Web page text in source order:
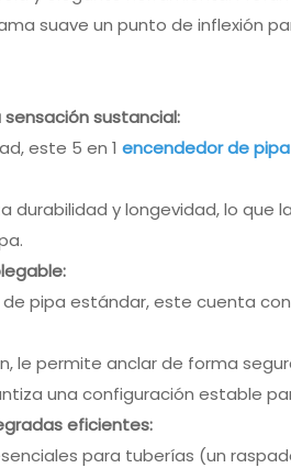
suave un punto de inflexión
sustancial:
este 5 en 1encendedor de pipa
durabilidad y longevidad, lo que
pipa estándar, este cuenta
le permite anclar de forma
una configuración estable
eficientes:
para tuberías (un